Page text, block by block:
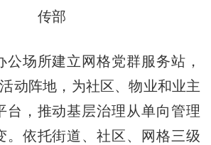
传部
场所建立网格党群服务站，
动阵地，为社区、物业和业主
台，推动基层治理从单向管理
。依托街道、社区、网格三级